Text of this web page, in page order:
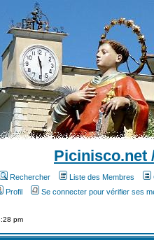
Picinisco.net
Rechercher Liste des Membres
Profil
Se connecter pour vérifier ses
pm